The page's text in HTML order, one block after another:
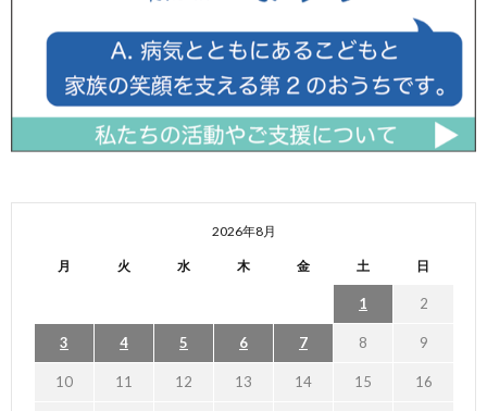
2026年8月
月 火 水 木 金 土 日
1 2
3 4 5 6 7 8 9
10 11 12 13 14 15 16